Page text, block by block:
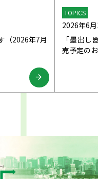
（2026年7月
arrow_forward
TOPICS
2026年6
「墨出
売予定の